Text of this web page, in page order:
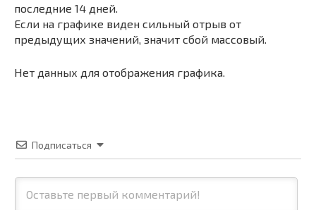
последние 14 дней.
Если на графике виден сильный отрыв от
предыдущих значений, значит сбой массовый.
Нет данных для отображения графика.
Подписаться